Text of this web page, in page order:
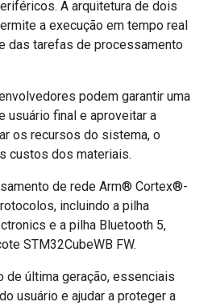
A arquitetura de dois
a execução em tempo real
das tarefas de processamento
podem garantir uma
usuário final e aproveitar a
os recursos do sistema, o
custos dos materiais.
de rede Arm® Cortex®-
incluindo a pilha
e a pilha Bluetooth 5,
STM32CubeWB FW.
de última geração, essenciais
usuário e ajudar a proteger a